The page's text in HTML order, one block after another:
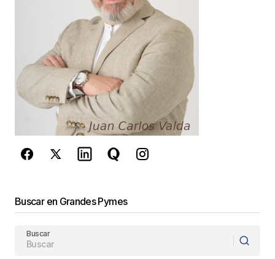
Your Name
Your E-mail*
Guarda mi nombre, correo electrónico y web en
este navegador para la próxima vez que
comente.
Este sitio esta protegido por
privacidady losTérminos del servicio
Buscar en Grandes Pymes
Buscar